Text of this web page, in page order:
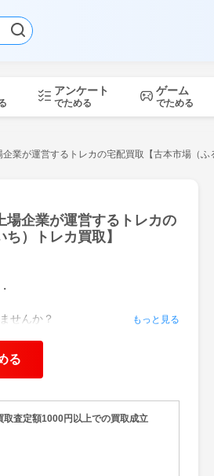
アンケート
でためる
ゲーム
でためる
業が運営するトレカの宅配買取【古本市場（ふ
場企業が運営するトレカの
）トレカ買取】
せんか？
ディングカードの宅配買取を実施
ドについては特に買取強化中。ぜ
ボールにつめて送るだけ！
もっと見る
る
査定額1000円以上での買取成立